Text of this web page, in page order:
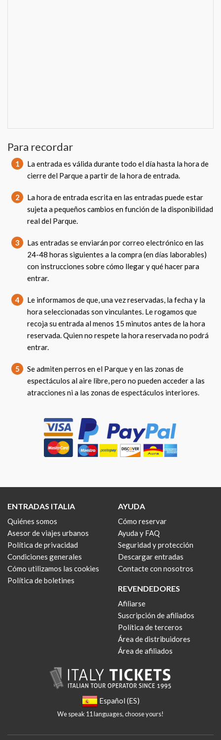
Para recordar
1
La entrada es válida durante todo el día hasta la hora de
cierre del Parque a partir de la hora de entrada.
2
La hora de entrada escrita en las entradas puede estar
sujeta a pequeños cambios en función de la disponibilidad
real del Parque.
3
Las entradas se enviarán por correo electrónico en las
24-48 horas siguientes a la compra (en días laborables)
con instrucciones sobre cómo llegar y qué hacer para
entrar.
4
Le informamos de que, una vez reservadas, la fecha y la
hora seleccionadas son vinculantes. Le rogamos que
recoja su entrada al menos 15 minutos antes de la hora
reservada. Quien no respete la hora reservada no podrá
entrar.
5
Se admiten perros en el Parque y en las zonas de
espectáculos al aire libre, pero no pueden acceder a las
atracciones ni a las zonas de espectáculos interiores.
ENTRADAS ITALIA
Quiénes somos
Asesor de viajes urbanos
Política de privacidad
Condiciones generales
Cómo utilizamos las cookies
Política de boletines
AYUDA
Cómo reservar
Ayuda y FAQ
Seguridad y protección
Descargar entradas
Contacte con nosotros
REVENDEDORES
Afiliarse
Suscripción de afiliados
Política de terceros
Área de distribuidores
Área de afiliados
Español (ES)
We speak 11 languages, choose yours!